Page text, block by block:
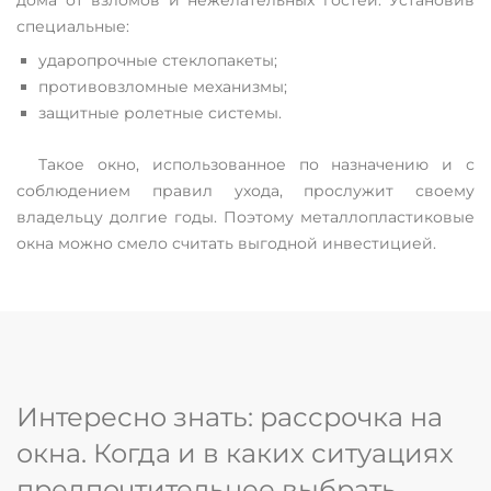
специальные:
ударопрочные стеклопакеты;
противовзломные механизмы;
защитные ролетные системы.
Такое окно, использованное по назначению и с
соблюдением правил ухода, прослужит своему
владельцу долгие годы. Поэтому металлопластиковые
окна можно смело считать выгодной инвестицией.
Интересно знать: рассрочка на
окна. Когда и в каких ситуациях